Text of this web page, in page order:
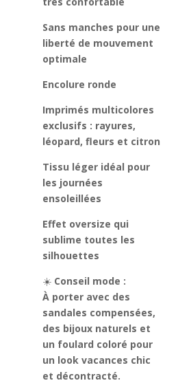
Sans manches pour une
liberté de mouvement
optimale
Encolure ronde
Imprimés multicolores
exclusifs : rayures,
léopard, fleurs et citron
Tissu léger idéal pour
les journées
ensoleillées
Effet oversize qui
sublime toutes les
silhouettes
☀️ Conseil mode :
À porter avec des
sandales compensées,
des bijoux naturels et
un foulard coloré pour
un look vacances chic
et décontracté.